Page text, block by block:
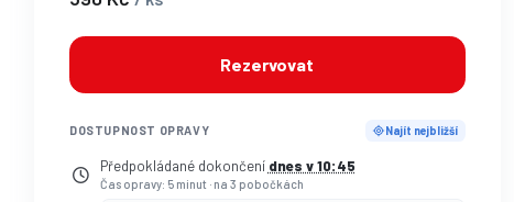
Rezervovat
DOSTUPNOST OPRAVY Najít nejbližší
Předpokládané dokončení dnes v 10:45
Čas opravy: 5 minut · na 3 pobočkách